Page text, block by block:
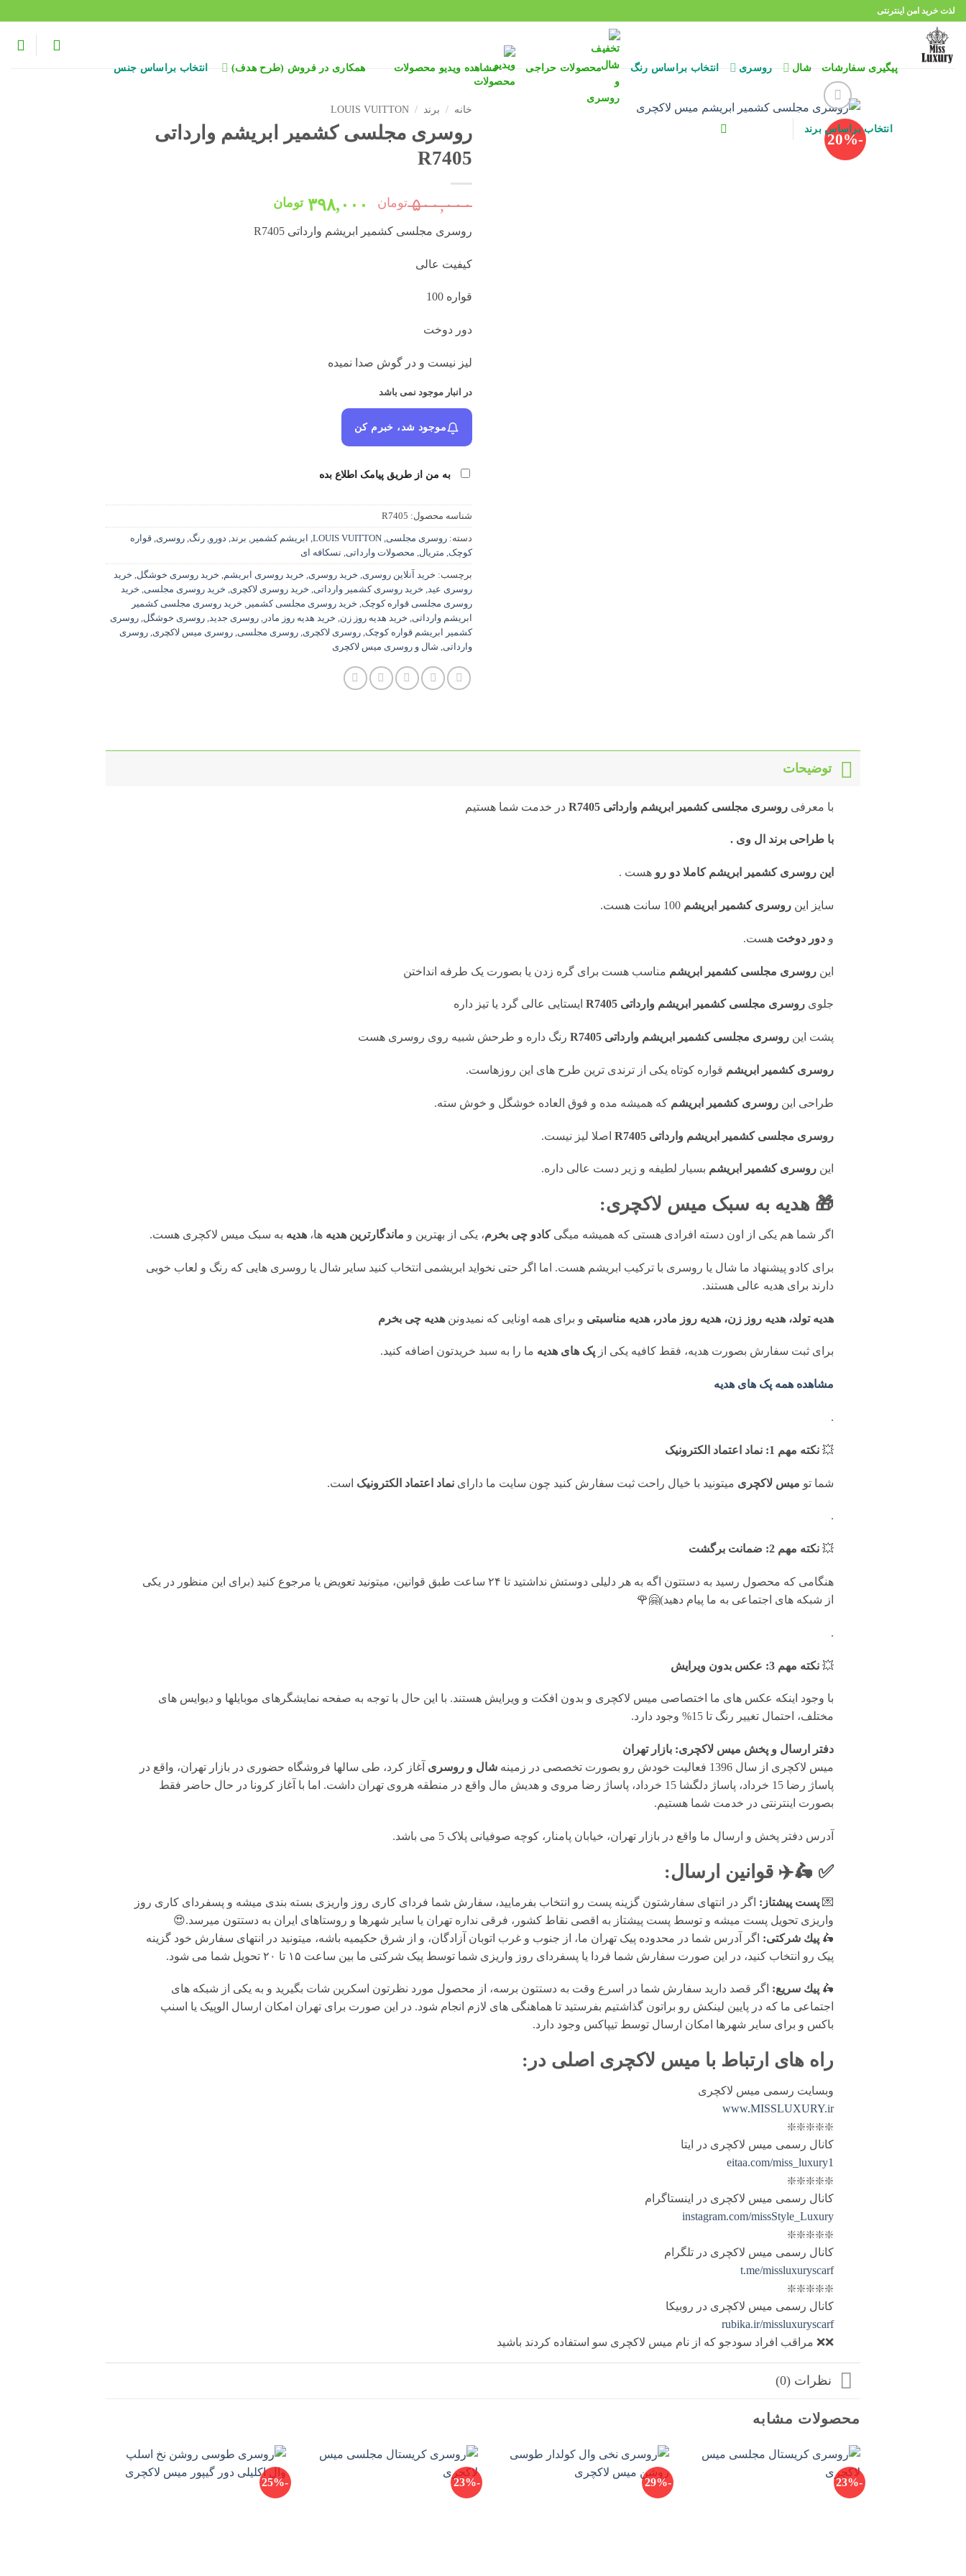
Skip
content
لذت خرید امن اینترنتی
پیگیری سفارشات شال روسری انتخاب براساس رنگ محصولات حراجی مشاهده ویدیو محصولات همکاری در فروش (طرح هدف) انتخاب براساس جنس
انتخاب براساس برند
-20%
خانه / برند /
LOUIS VUITTON
روسری مجلسی کشمیر ابریشم وارداتی
R7405
۵۰۰,۰۰۰ تومان
قیمت
اصلی:
۵۰۰,۰۰۰ تومان
۳۹۸,۰۰۰ تومان
۳۹۸,۰۰۰ تومان.
روسری مجلسی کشمیر ابریشم وارداتی R7405
کیفیت عالی
قواره 100
دور دوخت
لیز نیست و در گوش صدا نمیده
در انبار موجود نمی باشد
موجود شد، خبرم کن
به من از طریق پیامک اطلاع بده
شناسه محصول: R7405
دسته: روسری مجلسی LOUIS VUITTON ابریشم کشمیر برند دورو رنگ روسری قواره
کوچک متریال محصولات وارداتی نسکافه ای
برچسب: خرید آنلاین روسری خرید روسری خرید روسری ابریشم خرید روسری خوشگل خرید
روسری عید
خرید روسری کشمیر وارداتی خرید روسری لاکچری خرید روسری مجلسی خرید
روسری مجلسی قواره کوچک خرید روسری مجلسی کشمیر
خرید روسری مجلسی کشمیر
ابریشم وارداتی خرید هدیه روز زن خرید هدیه روز مادر روسری جدید روسری خوشگل روسری
کشمیر ابریشم قواره کوچک روسری لاکچری روسری مجلسی روسری میس لاکچری روسری
وارداتی شال و روسری میس لاکچری
توضیحات
با معرفی روسری مجلسی کشمیر ابریشم وارداتی R7405 در خدمت شما هستیم
با طراحی برند ال وی .
این روسری کشمیر ابریشم کاملا دو رو هست .
سایز این روسری کشمیر ابریشم
و دور دوخت هست.
این روسری مجلسی کشمیر ابریشم مناسب هست برای گره زدن یا بصورت یک طرفه انداختن
جلوی روسری مجلسی کشمیر ابریشم وارداتی R7405 ایستایی عالی گرد یا تیز داره
پشت این روسری مجلسی کشمیر ابریشم وارداتی R7405 رنگ داره و طرحش شبیه روی روسری هست
روسری کشمیر ابریشم قواره کوتاه یکی از ترندی ترین طرح های این روزهاست.
طراحی این روسری کشمیر ابریشم که همیشه مده و فوق العاده خوشگل و خوش سته.
روسری مجلسی کشمیر ابریشم وارداتی R7405 اصلا لیز نیست.
این روسری کشمیر ابریشم بسیار لطیفه و زیر دست عالی داره.
🎁 هدیه به سبک میس لاکچری:
اگر شما هم یکی از اون دسته افرادی هستی که همیشه میگیکادو چی بخرم، یکی از بهترین و ماندگارترین هدیه ها، هدیه به سبک میس لاکچری هست.
برای کادو پیشنهاد ما شال یا روسری با ترکیب ابریشم هست. اما اگر حتی نخواید ابریشمی انتخاب کنید سایر شال یا روسری هایی که رنگ و لعاب خوبی
دارند برای هدیه عالی هستند.
هدیه تولد، هدیه روز زن، هدیه روز مادر، هدیه مناسبتی و برای همه اونایی که نمیدونن هدیه چی بخرم
برای ثبت سفارش بصورت هدیه، فقط کافیه یکی از پک های هدیه ما را به سبد خریدتون اضافه کنید.
مشاهده همه پک های هدیه
.
💥 نکته مهم 1: نماد اعتماد الکترونیک
شما تو میس لاکچری میتونید با خیال راحت ثبت سفارش کنید چون سایت ما دارای نماد اعتماد الکترونیک است.
.
💥 نکته مهم 2: ضمانت برگشت
هنگامی که محصول رسید به دستتون اگه به هر دلیلی دوستش نداشتید تا ۲۴ ساعت طبق قوانین، میتونید تعویض یا مرجوع کنید (برای این منظور در یکی
از شبکه های اجتماعی به ما پیام دهید)🤗🌹
.
💥 نکته مهم 3: عکس بدون ویرایش
با وجود اینکه عکس های ما اختصاصی میس لاکچری و بدون افکت و ویرایش هستند. با این حال با توجه به صفحه نمایشگرهای موبایلها و دیوایس های
مختلف، احتمال تغییر رنگ تا 15% وجود دارد.
دفتر ارسال و پخش میس لاکچری: بازار تهران
میس لاکچری از سال 1396 فعالیت خودش رو بصورت تخصصی در زمینه
شال و روسری آغاز کرد، طی سالها فروشگاه حضوری در بازار تهران، واقع در
پاساژ رضا 15 خرداد، پاساژ دلگشا 15 خرداد، پاساژ رضا مروی و هدیش مال واقع در منطقه هروی تهران داشت. اما با آغاز کرونا در حال حاضر فقط
بصورت اینترنتی در خدمت شما هستیم.
آدرس دفتر پخش و ارسال ما واقع در بازار تهران، خیابان پامنار، کوچه صوفیانی پلاک 5 می باشد.
✅ 🛵✈️ قوانين ارسال:
💌 پست پیشتاز: اگر در انتهای سفارشتون گزینه پست رو انتخاب بفرمایید، سفارش شما فردای کاری روز واریزی بسته بندی میشه و پسفردای کاری روز
واریزی تحویل پست میشه و توسط پست پیشتاز به اقصی نقاط کشور، فرقی نداره تهران یا سایر شهرها و روستاهای ایران به دستتون میرسد.😍
🛵 پيك شرکتی: اگر آدرس شما در محدوده پیک تهران ما، از جنوب و غرب اتوبان آزادگان، و از شرق حکیمیه باشه، میتونید در انتهای سفارش خود گزینه
پیک رو انتخاب کنید، در این صورت سفارش شما فردا یا پسفردای روز واريزى شما توسط پیک شرکتی ما بين ساعت ۱۵ تا ٢٠ تحويل شما مى شود.
🛵 پيك سریع: اگر قصد دارید سفارش شما در اسرع وقت به دستتون برسه، از محصول مورد نظرتون اسکرین شات بگیرید و به یکی از شبکه های
اجتماعی ما که در پایین لینکش رو براتون گذاشتیم بفرستید تا هماهنگی های لازم انجام شود. در این صورت برای تهران امکان ارسال الوپیک یا اسنپ
باکس و برای سایر شهرها امکان ارسال توسط تیپاکس وجود دارد.
راه های ارتباط با میس لاکچری اصلی در:
وبسایت رسمی میس لاکچری
www.MISSLUXURY.ir
❇️❇️❇️❇️❇️
کانال رسمی میس لاکچری در ایتا
eitaa.com/miss_luxury1
❇️❇️❇️❇️❇️
کانال رسمی میس لاکچری در اینستاگرام
instagram.com/missStyle_Luxury
❇️❇️❇️❇️❇️
کانال رسمی میس لاکچری در تلگرام
t.me/missluxuryscarf
❇️❇️❇️❇️❇️
کانال رسمی میس لاکچری در روبیکا
rubika.ir/missluxuryscarf
❌❌ مراقب افراد سودجو که از نام میس لاکچری سو استفاده کردند باشید
نظرات (0)
محصولات مشابه
-23%
-29%
-23%
-25%